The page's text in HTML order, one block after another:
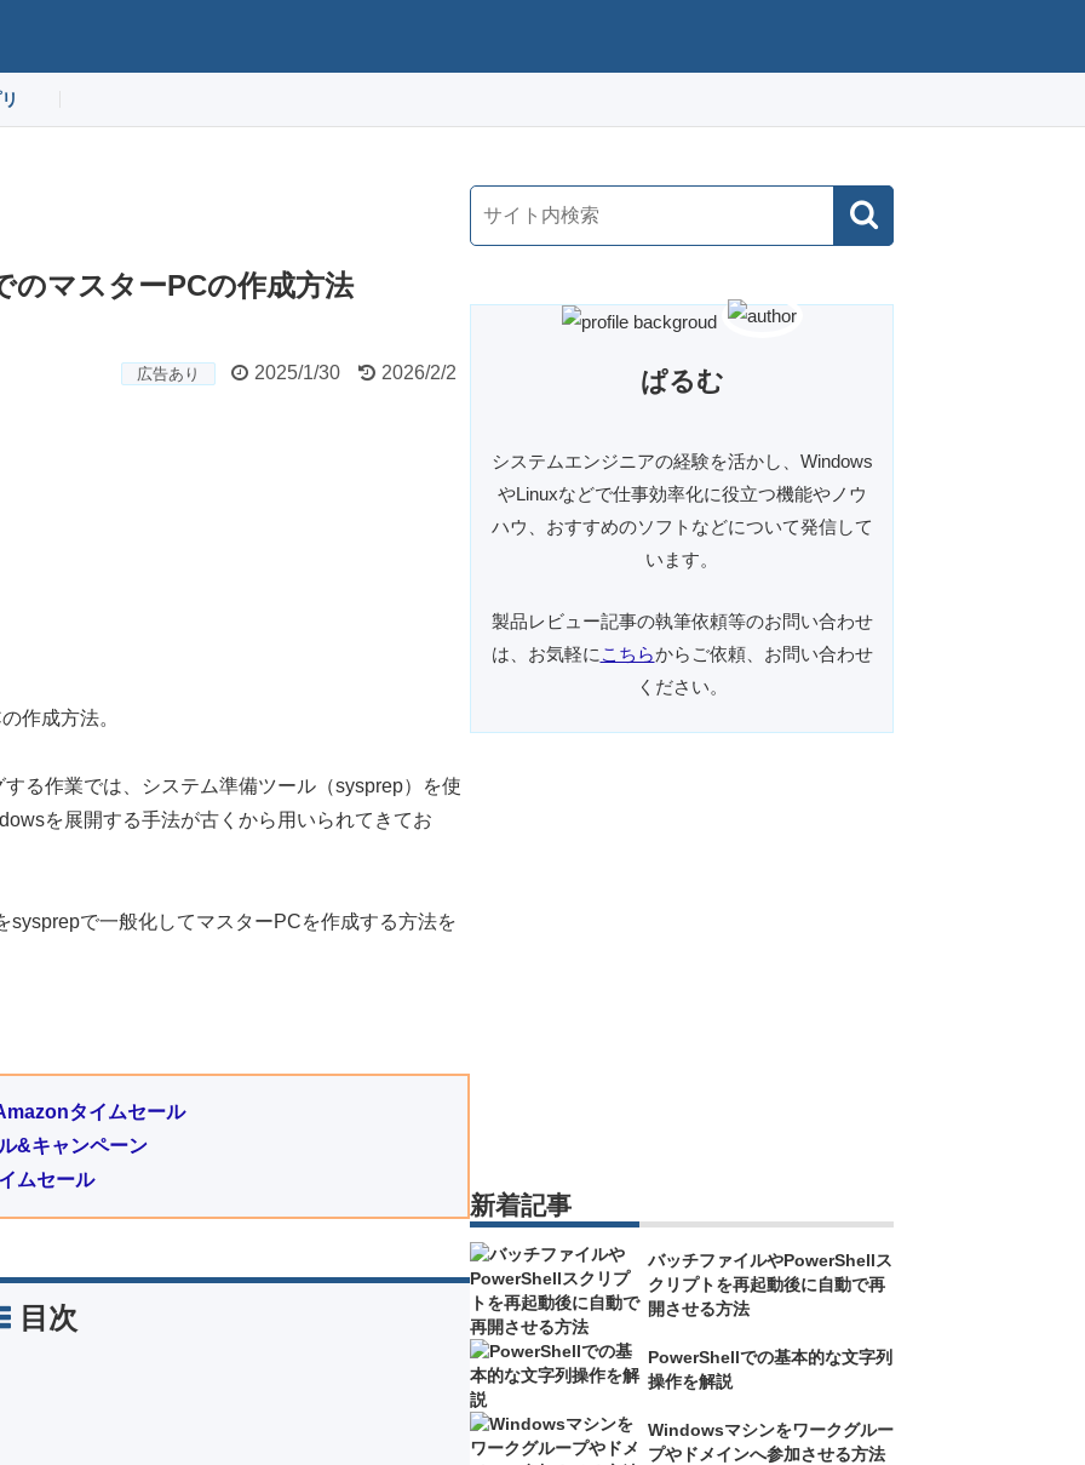
マスターPCの作成方法
広告あり 2025/1/30 2026/2/2
る作業では、システム準備ツール（sysprep）を使
を展開する手法が古くから用いられてきてお
で一般化してマスターPCを作成する方法を
タイムセール
&キャンペーン
ムセール
目次
ぱるむ
システムエンジニアの経験を活かし、Windows
やLinuxなどで仕事効率化に役立つ機能やノウ
ハウ、おすすめのソフトなどについて発信して
います。
製品レビュー記事の執筆依頼等のお問い合わせ
は、お気軽に こちらからご依頼、お問い合わせ
ください。
新着記事
バッチファイルやPowerShellス
クリプトを再起動後に自動で再
開させる方法
PowerShellでの基本的な文字列
操作を解説
Windowsマシンをワークグルー
プやドメインへ参加させる方法